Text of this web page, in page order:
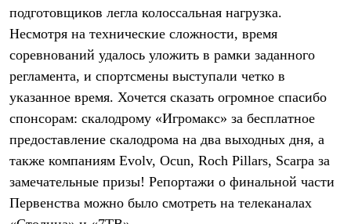
Софтшелл одежда
Куртки
Брюки
Лёгкая одежда
Рубашки
Футболки
Брюки
Термобелье
Среднее термобелье
Легкое термобелье
Флисовая одежда
Куртки
подготовщиков легла колоссальная нагрузка.
Несмотря на технические сложности, время
соревнований удалось уложить в рамки заданного
регламента, и спортсмены выступали четко в
указанное время. Хочется сказать огромное спасибо
спонсорам: скалодрому «Игромакс» за бесплатное
предоставление скалодрома на два выходных дня, а
также компаниям Evolv, Ocun, Roch Pillars, Scarpa за
замечательные призы! Репортажи о финальной части
Первенства можно было смотреть на телеканалах